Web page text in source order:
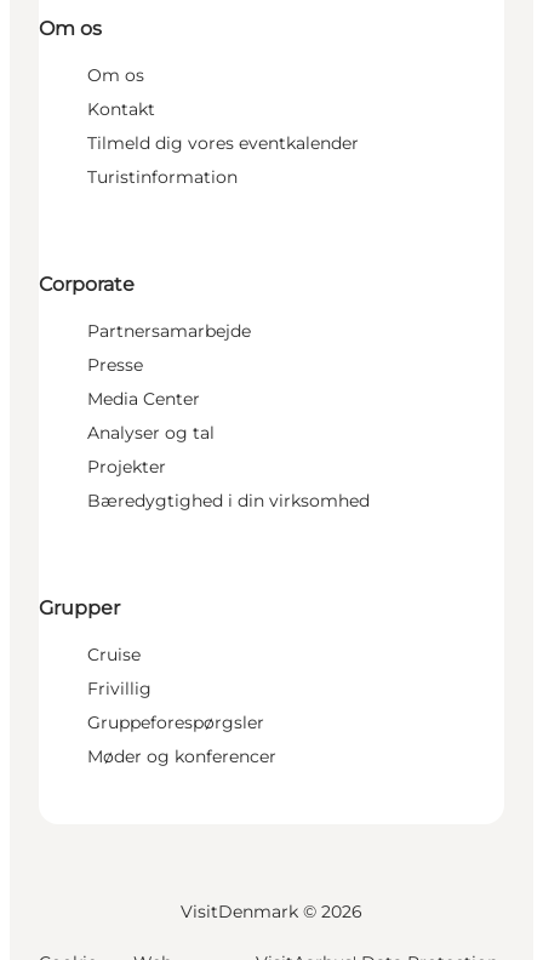
Om os
Om os
Kontakt
Tilmeld dig vores eventkalender
Turistinformation
Corporate
Partnersamarbejde
Presse
Media Center
Analyser og tal
Projekter
Bæredygtighed i din virksomhed
Grupper
Cruise
Frivillig
Gruppeforespørgsler
Møder og konferencer
VisitDenmark © 2026